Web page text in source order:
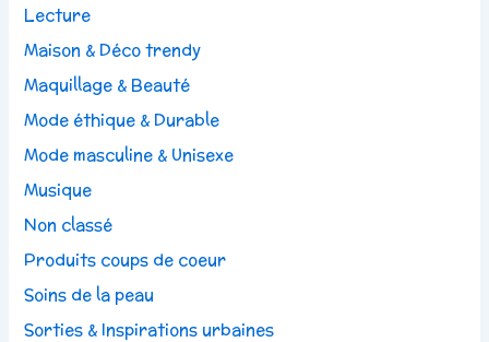
Lecture
Maison & Déco trendy
Maquillage & Beauté
Mode éthique & Durable
Mode masculine & Unisexe
Musique
Non classé
Produits coups de coeur
Soins de la peau
Sorties & Inspirations urbaines